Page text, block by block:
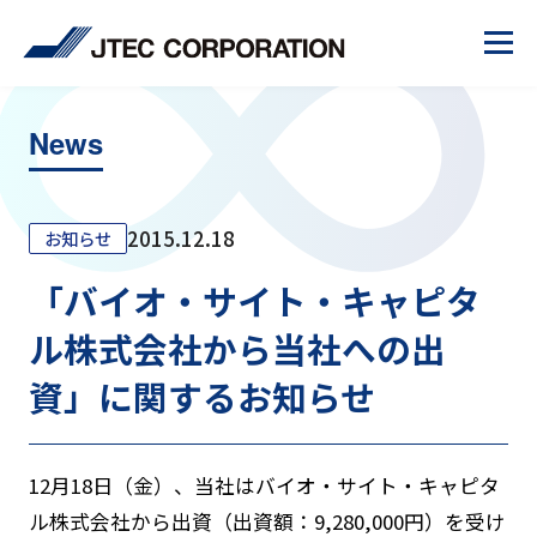
News
お知らせ 2015.12.18
「バイオ・サイト・キャピタ
ル株式会社から当社への出
資」に関するお知らせ
12月18日（金）、当社はバイオ・サイト・キャピタ
ル株式会社から出資（出資額：9,280,000円）を受け